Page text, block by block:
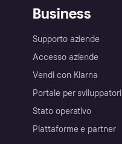
Business
Supporto aziende
Accesso aziende
Vendi con Klarna
Portale per sviluppatori
Stato operativo
Piattaforme e partner